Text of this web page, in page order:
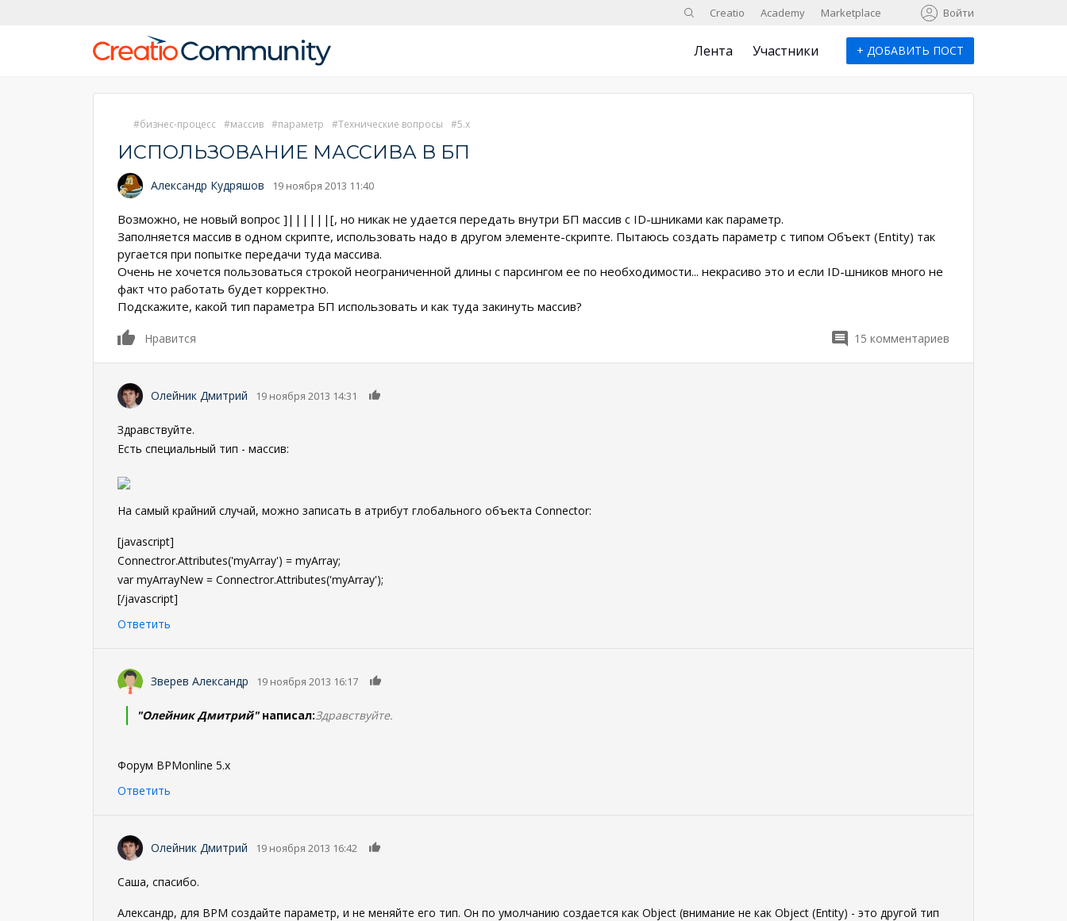
ПоискCreatio Academy Marketplace Войти
Лента Участники + ДОБАВИТЬ ПОСТ
бизнес-процесс массив параметр Технические вопросы 5.x
ИСПОЛЬЗОВАНИЕ МАССИВА В БП
Александр Кудряшов 19 ноября 2013 11:40
Возможно, не новый вопрос ]||||||[, но никак не удается передать внутри БП массив с ID-шниками как параметр.
Заполняется массив в одном скрипте, использовать надо в другом элементе-скрипте. Пытаюсь создать параметр с типом Объект (Entity) так
ругается при попытке передачи туда массива.
Очень не хочется пользоваться строкой неограниченной длины с парсингом ее по необходимости... некрасиво это и если ID-шников много не
факт что работать будет корректно.
Подскажите, какой тип параметра БП использовать и как туда закинуть массив?
0
Нравится 15 комментариев
Олейник Дмитрий 19 ноября 2013 14:31
Здравствуйте.
Есть специальный тип - массив:
На самый крайний случай, можно записать в атрибут глобального объекта Connector:
[javascript]
Connectror.Attributes('myArray') = myArray;
var myArrayNew = Connectror.Attributes('myArray');
[/javascript]
Ответить
Зверев Александр 19 ноября 2013 16:17
"Олейник Дмитрий"написал:Здравствуйте.
Форум BPMonline 5.x
Ответить
Олейник Дмитрий 19 ноября 2013 16:42
Саша, спасибо.
Александр, для BPM создайте параметр, и не меняйте его тип. Он по умолчанию создается как Object (внимание не как Object (Entity) - это другой тип